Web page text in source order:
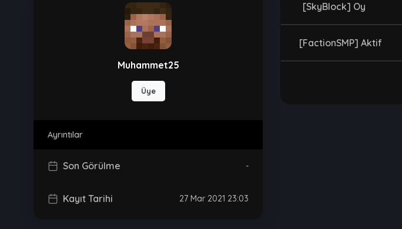
Muhammet25
Üye
Ayrıntılar
Son Görülme -
Kayıt Tarihi 27 Mar 2021 23:03
[SkyBlock] Oy
[FactionSMP] Aktif